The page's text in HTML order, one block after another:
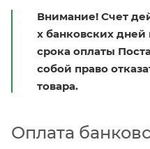
Внимание! Счет
х банковских
срока оплаты
собой право
товара.
Оплата